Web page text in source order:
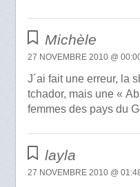
Michèle
27 NOVEMBRE 2010 @
J´ai fait une erreur, la
tchador, mais une «
femmes des pays du
layla
27 NOVEMBRE 2010 @